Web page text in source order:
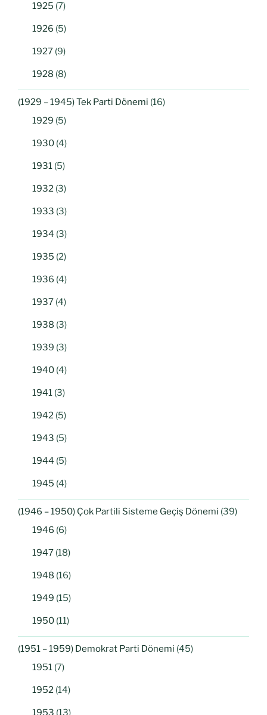
1925 (7)
1926 (5)
1927 (9)
1928 (8)
(1929 – 1945) Tek Parti Dönemi (16)
1929 (5)
1930 (4)
1931 (5)
1932 (3)
1933 (3)
1934 (3)
1935 (2)
1936 (4)
1937 (4)
1938 (3)
1939 (3)
1940 (4)
1941 (3)
1942 (5)
1943 (5)
1944 (5)
1945 (4)
(1946 – 1950) Çok Partili Sisteme Geçiş Dönemi (39)
1946 (6)
1947 (18)
1948 (16)
1949 (15)
1950 (11)
(1951 – 1959) Demokrat Parti Dönemi (45)
1951 (7)
1952 (14)
1953 (13)